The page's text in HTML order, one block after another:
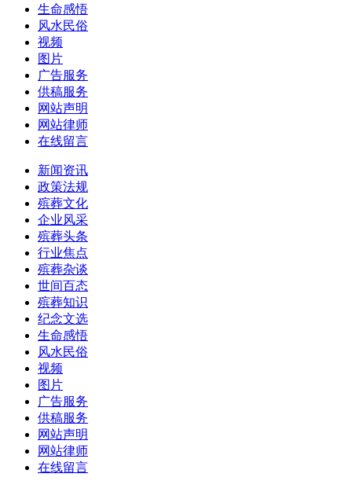
生命感悟
风水民俗
视频
图片
广告服务
供稿服务
网站声明
网站律师
在线留言
新闻资讯
政策法规
殡葬文化
企业风采
殡葬头条
行业焦点
殡葬杂谈
世间百态
殡葬知识
纪念文选
生命感悟
风水民俗
视频
图片
广告服务
供稿服务
网站声明
网站律师
在线留言